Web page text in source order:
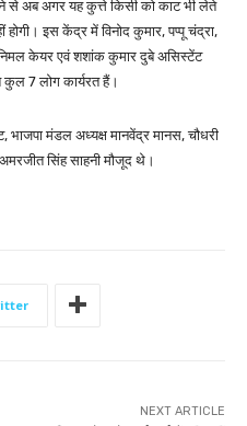
से अब अगर यह कुत्ते किसी को काट भी लेते
होगी। इस केंद्र में विनोद कुमार, पप्पू चंद्रा,
केयर एवं शशांक कुमार दुबे असिस्टेंट
7 लोग कार्यरत हैं।
भाजपा मंडल अध्यक्ष मानवेंद्र मानस, चौधरी
सिंह साहनी मौजूद थे।
NEXT ARTICLE